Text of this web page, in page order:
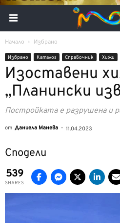
Начало Избрано
Избрано Каталог Справочник Хижи
Изоставени
„Планински
Постройката е разрушена и
от Даниела Манева - 11.04.2023
Сподели
539
SHARES